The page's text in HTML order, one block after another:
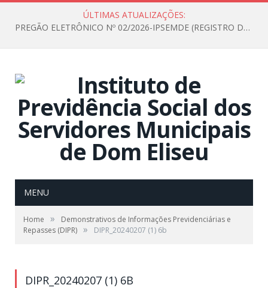
ÚLTIMAS ATUALIZAÇÕES:
PREGÃO ELETRÔNICO Nº 02/2026-IPSEMDE (REGISTRO DE PREÇOS PARA FUTURA E EVENTUAL AQUISIÇÃO DE MATERIAL DE LIMPEZA E GÊNEROS ALIMENTÍCIOS PARA ATENDER AS NECESSIDADES DO INSTITUTO DE PREVIDÊNCIA SOCIAL DOS SERVIDORES MUNICIPAIS DE DOM ELISEU.)
MENU
Home »
Demonstrativos de Informações Previdenciárias e
Repasses (DIPR) » DIPR_20240207 (1) 6b
DIPR_20240207 (1) 6B